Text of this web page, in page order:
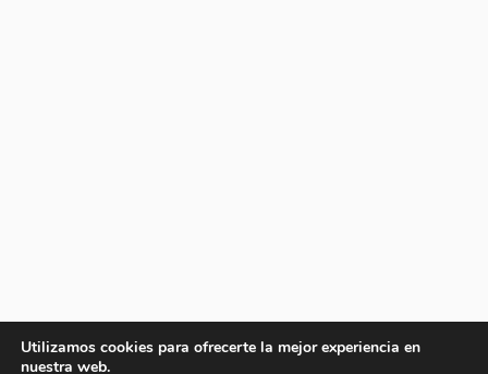
Utilizamos cookies para ofrecerte la mejor experiencia en
nuestra web.